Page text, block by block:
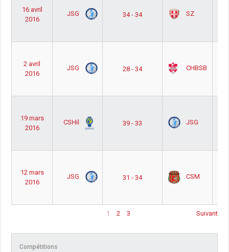
16 avril
2016
JSG 34 - 34 SZ
2 avril
2016
JSG 28 - 34 CHBSB
19 mars
2016
CSHil 39 - 33 JSG
12 mars
2016
JSG 31 - 34 CSM
1 2 3 Suivant
Compétitions